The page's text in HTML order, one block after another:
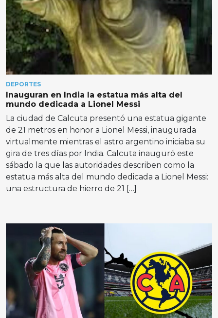
DEPORTES
Inauguran en India la estatua más alta del
mundo dedicada a Lionel Messi
La ciudad de Calcuta presentó una estatua gigante
de 21 metros en honor a Lionel Messi, inaugurada
virtualmente mientras el astro argentino iniciaba su
gira de tres días por India. Calcuta inauguró este
sábado la que las autoridades describen como la
estatua más alta del mundo dedicada a Lionel Messi:
una estructura de hierro de 21 […]